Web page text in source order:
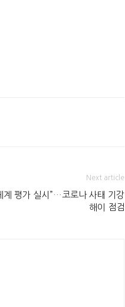
Next article
계 평가 실시”…코로나 사태 기강
해이 점검